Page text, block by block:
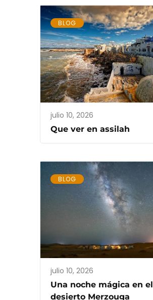
BLOG
julio 10, 2026
Que ver en assilah
BLOG
julio 10, 2026
Una noche mágica en el
desierto Merzouga